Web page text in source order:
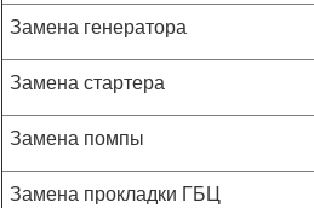
Замена генератора
Замена стартера
Замена помпы
Замена прокладки ГБЦ